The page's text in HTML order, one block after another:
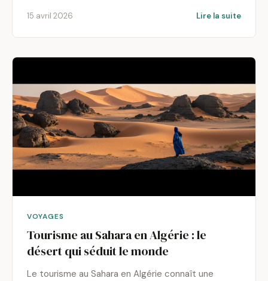
15 avril 2026 Lire la suite
VOYAGES
Tourisme au Sahara en Algérie : le
désert qui séduit le monde
Le tourisme au Sahara en Algérie connaît une